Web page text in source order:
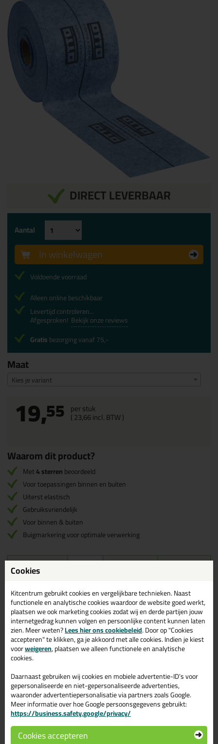
DIRECT LEVERBAAR
Maat
Kies je variant
19,55 per stuk
(23,66incl. BTW )
Aantal
In winkelwagen
Voldoende voorraad
Alleen online beschikbaar
Levertijd controleren...
Afgesproken! Bekijk onze reviews
Gratisbezorging vanaf 75,-
Waarom dit product?
Met4 sterrenbeoordeeld
Voor toepassingen binnen en buiten
Uiterst elastisch
Gebruiksvriendelijk
Voor binnen & buiten
Buigmarkering voor optimale verwerking
Omschrijving
Instructievideo OTTOFLEX
Afdichtingsband
Cookies
Kitcentrum gebruikt cookies en vergelijkbare technieken. Naast
functionele en analytische cookies waardoor de website goed werkt,
plaatsen we ook marketing cookies zodat wij en derde partijen jouw
internetgedrag kunnen volgen en persoonlijke content kunnen laten
zien. Meer weten?Lees hier ons cookiebeleid. Door op "Cookies
accepteren" te klikken, ga je akkoord met alle cookies. Indien je kiest
voorweigeren, plaatsen we alleen functionele en analytische
cookies.
Daarnaast gebruiken wij cookies en mobiele advertentie-ID’s voor
gepersonaliseerde en niet-gepersonaliseerde advertenties,
waaronder advertentiepersonalisatie via partners zoals Google.
Meer informatie over hoe Google persoonsgegevens gebruikt:
https://business.safety.google/privacy/
Cookies accepteren